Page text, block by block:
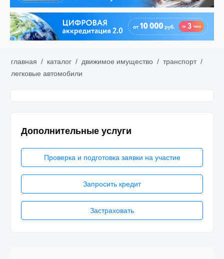
главная / каталог / движимое имущество / транспорт /
легковые автомобили
Дополнительные услуги
Проверка и подготовка заявки на участие
Запросить кредит
Застраховать